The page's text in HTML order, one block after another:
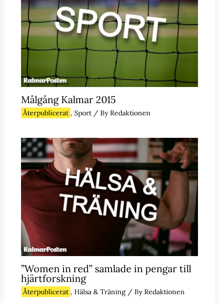
Målgång Kalmar 2015
Återpublicerat , Sport/ ByRedaktionen
”Women in red” samlade in pengar till
hjärtforskning
Återpublicerat , Hälsa & Träning/ ByRedaktionen